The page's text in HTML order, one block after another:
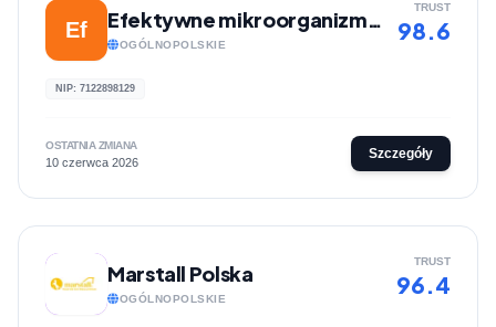
Ef Efektywne mikroorganizmy | Sklep internetowy MIKROBIOTYK
OGÓLNOPOLSKIE
TRUST
98.6
NIP: 7122898129
OSTATNIA ZMIANA
10 czerwca 2026
Szczegóły
Marstall Polska
OGÓLNOPOLSKIE
TRUST
96.4